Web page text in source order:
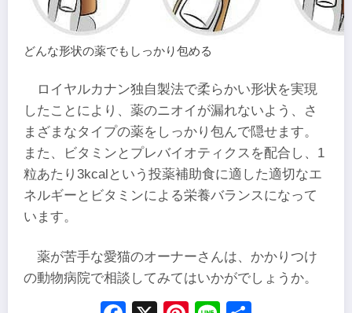
どんな形状の薬でもしっかり包める
ロイヤルカナン独自製法で柔らかい形状を実現
したことにより、薬のニオイが漏れないよう、さ
まざまなタイプの薬をしっかり包んで隠せます。
また、ビタミンとプレバイオティクスを配合し、1
粒あたり3kcalという投薬補助食に適した適切なエ
ネルギーとビタミンによる栄養バランスになって
います。
薬が苦手な愛猫のオーナーさんは、かかりつけ
の動物病院で相談してみてはいかがでしょうか。